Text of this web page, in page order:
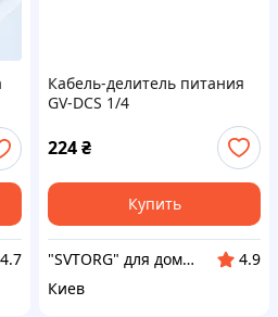
4.7
Кабель-делитель питания
GV-DCS 1/4
224₴
Купить
"SVTORG" для дому та офісу - інтернет магазин
4.9
Киев